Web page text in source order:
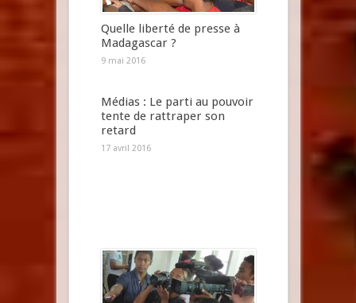
Quelle liberté de presse à
Madagascar ?
9 mai 2016
Médias : Le parti au pouvoir
tente de rattraper son
retard
17 avril 2016